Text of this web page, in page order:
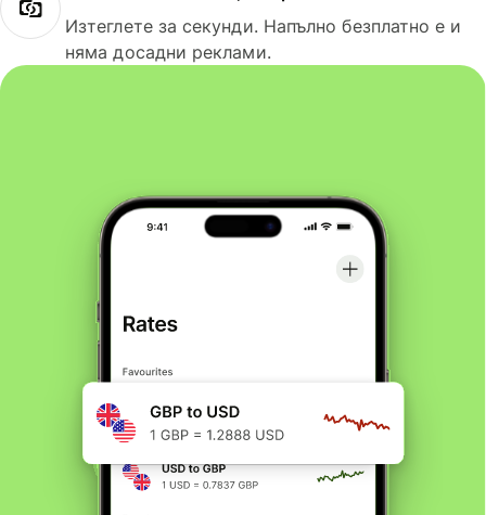
Изтеглете за секунди. Напълно безплатно е и
няма досадни реклами.